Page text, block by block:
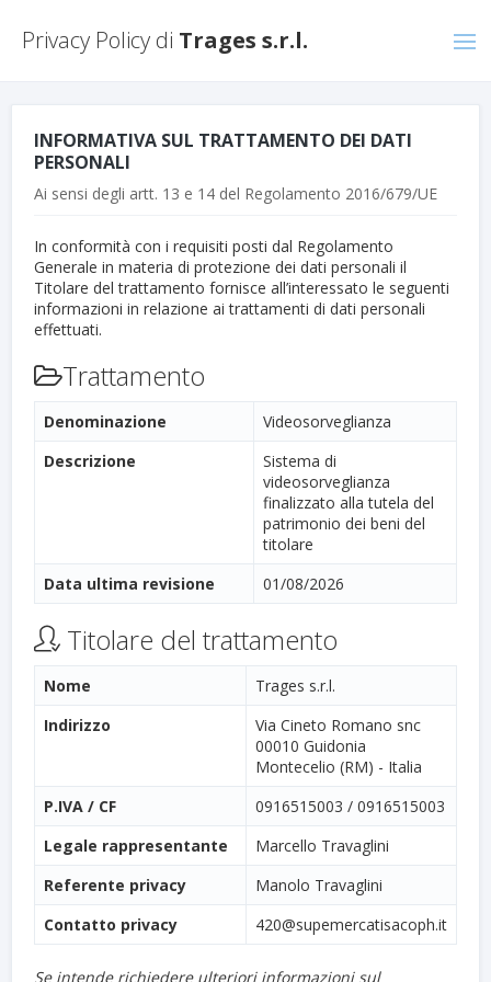
Privacy Policy di Trages s.r.l.
INFORMATIVA SUL TRATTAMENTO DEI DATI
PERSONALI
Ai sensi degli artt. 13 e 14 del Regolamento 2016/679/UE
In conformità con i requisiti posti dal Regolamento
Generale in materia di protezione dei dati personali il
Titolare del trattamento fornisce all’interessato le seguenti
informazioni in relazione ai trattamenti di dati personali
effettuati.
Trattamento
Denominazione
Videosorveglianza
Descrizione
Sistema di
videosorveglianza
finalizzato alla tutela del
patrimonio dei beni del
titolare
Data ultima revisione
01/08/2026
Titolare del trattamento
Nome
Trages s.r.l.
Indirizzo
Via Cineto Romano snc
00010 Guidonia
Montecelio (RM) - Italia
P.IVA / CF
0916515003 / 0916515003
Legale rappresentante
Marcello Travaglini
Referente privacy
Manolo Travaglini
Contatto privacy
420@supemercatisacoph.it
Se intende richiedere ulteriori informazioni sul